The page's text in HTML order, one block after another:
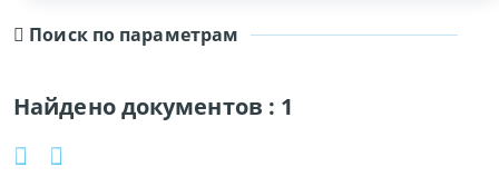
Поиск по параметрам
Найдено документов : 1